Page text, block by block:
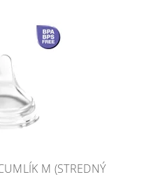
M (STREDNÝ